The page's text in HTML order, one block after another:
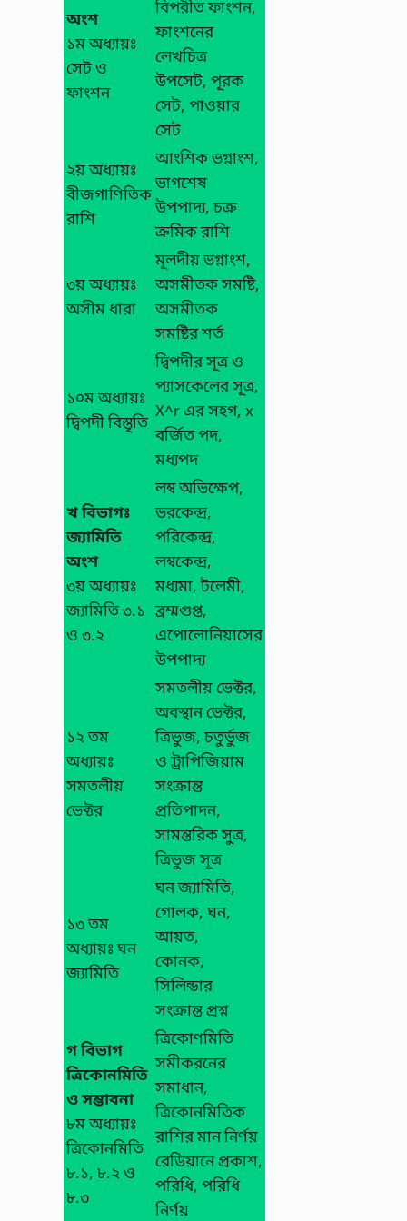
অংশ
১ম অধ্যায়ঃ
সেট ও
ফাংশন
বিপরীত ফাংশন,
ফাংশনের
লেখচিত্র
উপসেট, পূরক
সেট, পাওয়ার
সেট
২য় অধ্যায়ঃ
বীজগাণিতিক
রাশি
আংশিক ভগ্নাংশ,
ভাগশেষ
উপপাদ্য, চক্র
ক্রমিক রাশি
৩য় অধ্যায়ঃ
অসীম ধারা
মূলদীয় ভগ্নাংশ,
অসমীতক সমষ্টি,
অসমীতক
সমষ্টির শর্ত
১০ম অধ্যায়ঃ
দ্বিপদী বিস্তৃতি
দ্বিপদীর সূত্র ও
প্যাসকেলের সূত্র,
X^r এর সহগ, x
বর্জিত পদ,
মধ্যপদ
খ বিভাগঃ
জ্যামিতি
অংশ
৩য় অধ্যায়ঃ
জ্যামিতি ৩.১
ও ৩.২
লম্ব অভিক্ষেপ,
ভরকেন্দ্র,
পরিকেন্দ্র,
লম্বকেন্দ্র,
মধ্যমা, টলেমী,
ব্রম্মগুপ্ত,
এপোলোনিয়াসের
উপপাদ্য
১২ তম
অধ্যায়ঃ
সমতলীয়
ভেক্টর
সমতলীয় ভেক্টর,
অবস্থান ভেক্টর,
ত্রিভুজ, চতুর্ভুজ
ও ট্রাপিজিয়াম
সংক্রান্ত
প্রতিপাদন,
সামন্তরিক সুত্র,
ত্রিভুজ সূত্র
১৩ তম
অধ্যায়ঃ ঘন
জ্যামিতি
ঘন জ্যামিতি,
গোলক, ঘন,
আয়ত,
কোনক,
সিলিন্ডার
সংক্রান্ত প্রশ্ন
গ বিভাগ
ত্রিকোনমিতি
ও সম্ভাবনা
৮ম অধ্যায়ঃ
ত্রিকোনমিতি
৮.১, ৮.২ ও
৮.৩
ত্রিকোণমিতি
সমীকরনের
সমাধান,
ত্রিকোনমিতিক
রাশির মান নির্ণয়
রেডিয়ানে প্রকাশ,
পরিধি, পরিধি
নির্ণয়